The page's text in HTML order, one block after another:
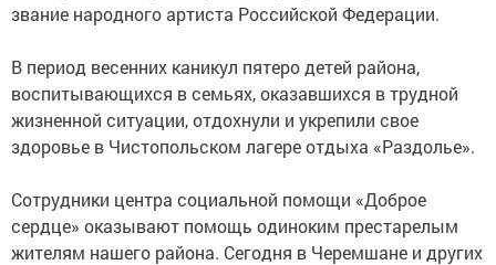
звание народного артиста Российской Федерации.
В период весенних каникул пятеро детей района,
воспитывающихся в семьях, оказавшихся в трудной
жизненной ситуации, отдохнули и укрепили свое
здоровье в Чистопольском лагере отдыха «Раздолье».
Сотрудники центра социальной помощи «Доброе
сердце» оказывают помощь одиноким престарелым
жителям нашего района. Сегодня в Черемшане и других